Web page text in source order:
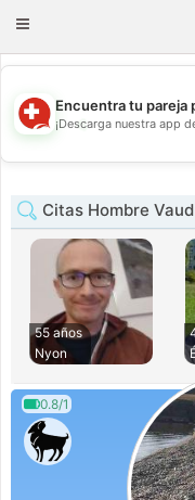
Toggle
💖
Encuentra tu pareja
¡Descarga nuestra app
Citas Hombre Vaud
55 años
Nyon
0.8/1